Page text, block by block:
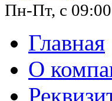
Пн-Пт, с
Главная
О